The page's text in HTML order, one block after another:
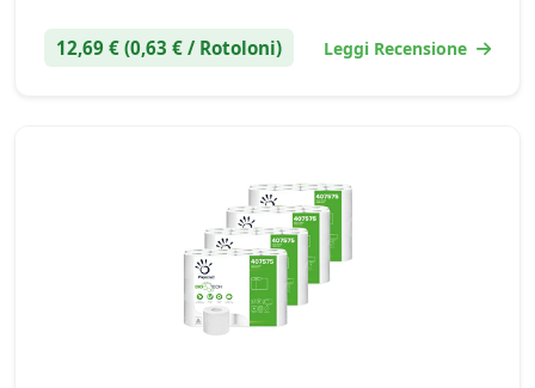
12,69 € (0,63 € / Rotoloni) Leggi Recensione